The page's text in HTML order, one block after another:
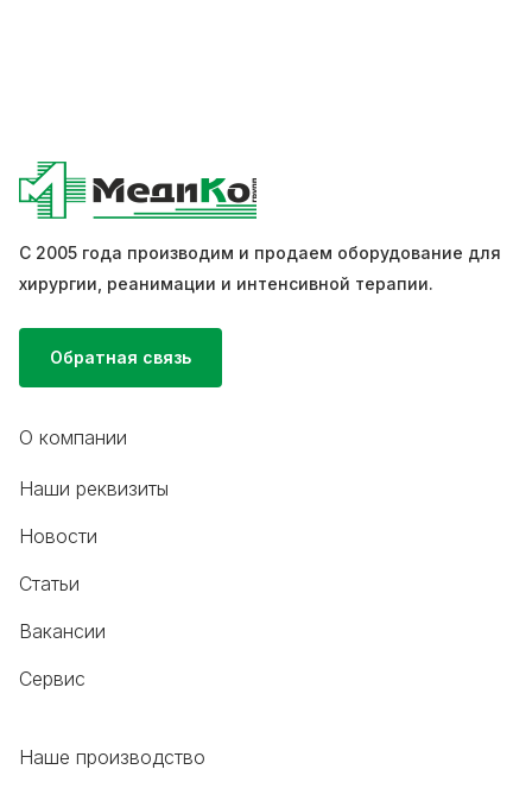
С 2005 года производим и продаем оборудование для
хирургии, реанимации и интенсивной терапии.
Обратная связь
О компании
Наши реквизиты
Новости
Статьи
Вакансии
Сервис
Наше производство